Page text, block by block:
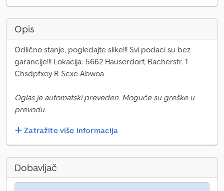
Opis
Odlično stanje, pogledajte slike!!! Svi podaci su bez
garancije!!! Lokacija: 5662 Hauserdorf, Bacherstr. 1
Chsdpfxey R Scxe Abwoa
Oglas je automatski preveden. Moguće su greške u
prevodu.
Zatražite više informacija
Dobavljač